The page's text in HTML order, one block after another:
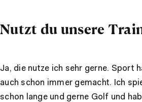
Nutzt du unsere
Ja, die nutze ich sehr gerne. Sport
auch schon immer gemacht. Ich
schon lange und gerne Golf und